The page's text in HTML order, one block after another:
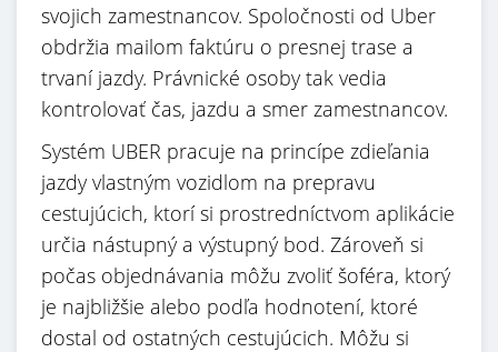
svojich zamestnancov. Spoločnosti od Uber
obdržia mailom faktúru o presnej trase a
trvaní jazdy. Právnické osoby tak vedia
kontrolovať čas, jazdu a smer zamestnancov.
Systém UBER pracuje na princípe zdieľania
jazdy vlastným vozidlom na prepravu
cestujúcich, ktorí si prostredníctvom aplikácie
určia nástupný a výstupný bod. Zároveň si
počas objednávania môžu zvoliť šoféra, ktorý
je najbližšie alebo podľa hodnotení, ktoré
dostal od ostatných cestujúcich. Môžu si